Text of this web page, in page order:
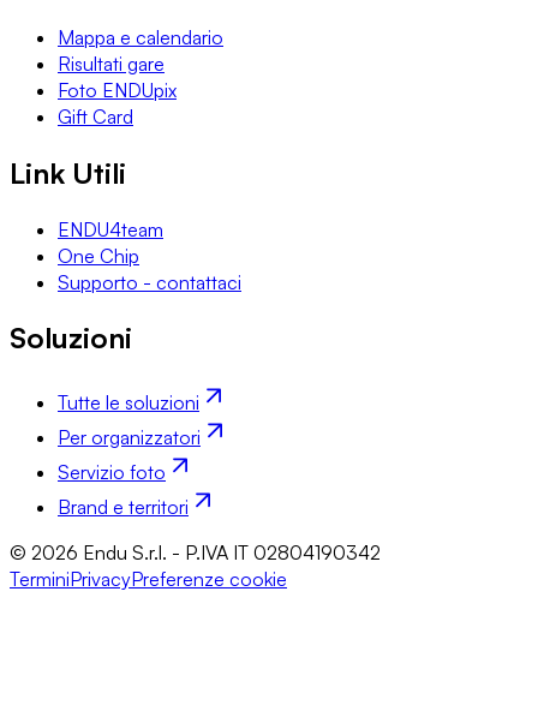
Mappa e calendario
Risultati gare
Foto ENDUpix
Gift Card
Link Utili
ENDU4team
One Chip
Supporto - contattaci
Soluzioni
Tutte le soluzioni
Per organizzatori
Servizio foto
Brand e territori
© 2026 Endu S.r.l. - P.IVA IT 02804190342
TerminiPrivacyPreferenze cookie